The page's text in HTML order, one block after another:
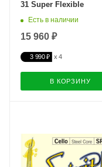
31 Super Flexible
Есть в наличии
15 960 ₽
3 990 ₽
В КОРЗИНУ